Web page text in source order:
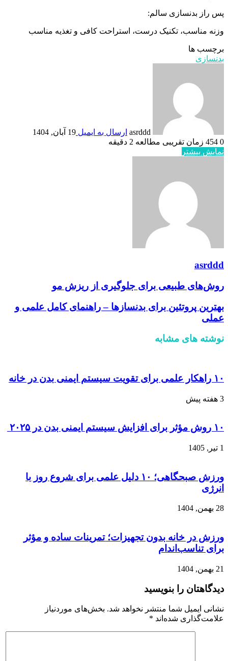
پس راز بدنسازی سالم:
وزنه مناسب، تکنیک درست، استراحت کافی و تغذیه مناسب
برچسب ها
بدنسازی
asrddd ارسال به ایمیل 19 آبان, 1404
0
زمان تقریبی مطالعه 2 دقیقه
نمایش بیشتر
asrddd
روش‌های طبیعی برای جلوگیری از ریزش مو
بهترین پروتئین برای بدنسازها – راهنمای کامل علمی و
عملی
نوشته های مشابه
۱۰ راهکار علمی برای تقویت سیستم ایمنی بدن در خانه
3 هفته پیش
۱۰ روش مؤثر برای افزایش سیستم ایمنی بدن در ۲۰۲۵
1 تیر, 1405
ورزش صبحگاهی؛ ۱۰ دلیل علمی برای شروع روز با
انرژی
28 بهمن, 1404
ورزش در خانه بدون تجهیزات؛ تمرینات ساده و مؤثر
برای تناسب‌اندام
21 بهمن, 1404
دیدگاهتان را بنویسید
نشانی ایمیل شما منتشر نخواهد شد. بخش‌های موردنیاز
علامت‌گذاری شده‌اند *